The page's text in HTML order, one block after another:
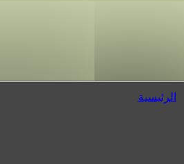
الرئيسية